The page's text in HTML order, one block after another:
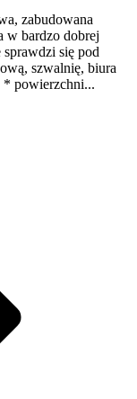
zabudowana
w bardzo dobrej
się pod
szwalnię, biura
* powierzchni...